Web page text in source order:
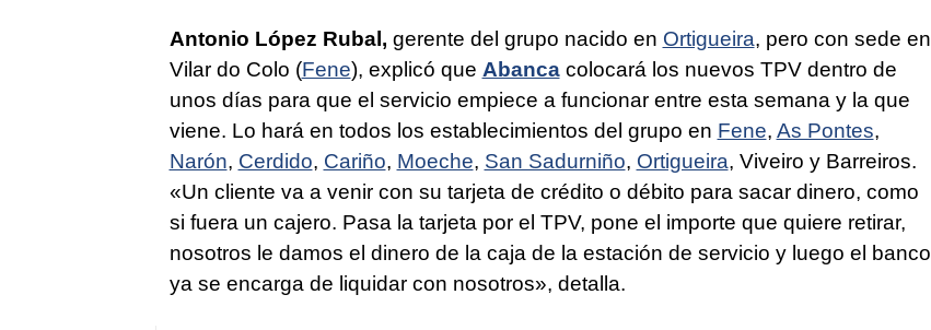
Antonio López Rubal, gerente del grupo nacido en Ortigueira, pero con sede en
Vilar do Colo (Fene), explicó que Abancacolocará los nuevos TPV dentro de
unos días para que el servicio empiece a funcionar entre esta semana y la que
viene. Lo hará en todos los establecimientos del grupo en Fene, As Pontes,
Narón, Cerdido, Cariño, Moeche, San Sadurniño, Ortigueira, Viveiro y Barreiros.
«Un cliente va a venir con su tarjeta de crédito o débito para sacar dinero, como
si fuera un cajero. Pasa la tarjeta por el TPV, pone el importe que quiere retirar,
nosotros le damos el dinero de la caja de la estación de servicio y luego el banco
ya se encarga de liquidar con nosotros», detalla.